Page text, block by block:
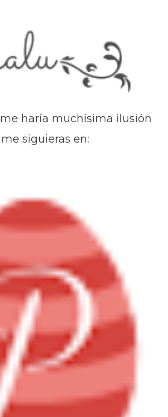
haría muchísima ilusión
siguieras en: